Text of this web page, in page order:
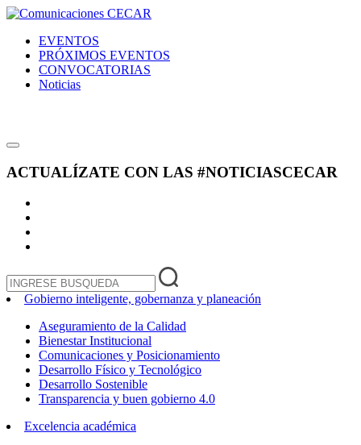
EVENTOS
PRÓXIMOS EVENTOS
CONVOCATORIAS
Noticias
ACTUALÍZATE CON LAS #NOTICIASCECAR
Gobierno inteligente, gobernanza y planeación
Aseguramiento de la Calidad
Bienestar Institucional
Comunicaciones y Posicionamiento
Desarrollo Físico y Tecnológico
Desarrollo Sostenible
Transparencia y buen gobierno 4.0
Excelencia académica